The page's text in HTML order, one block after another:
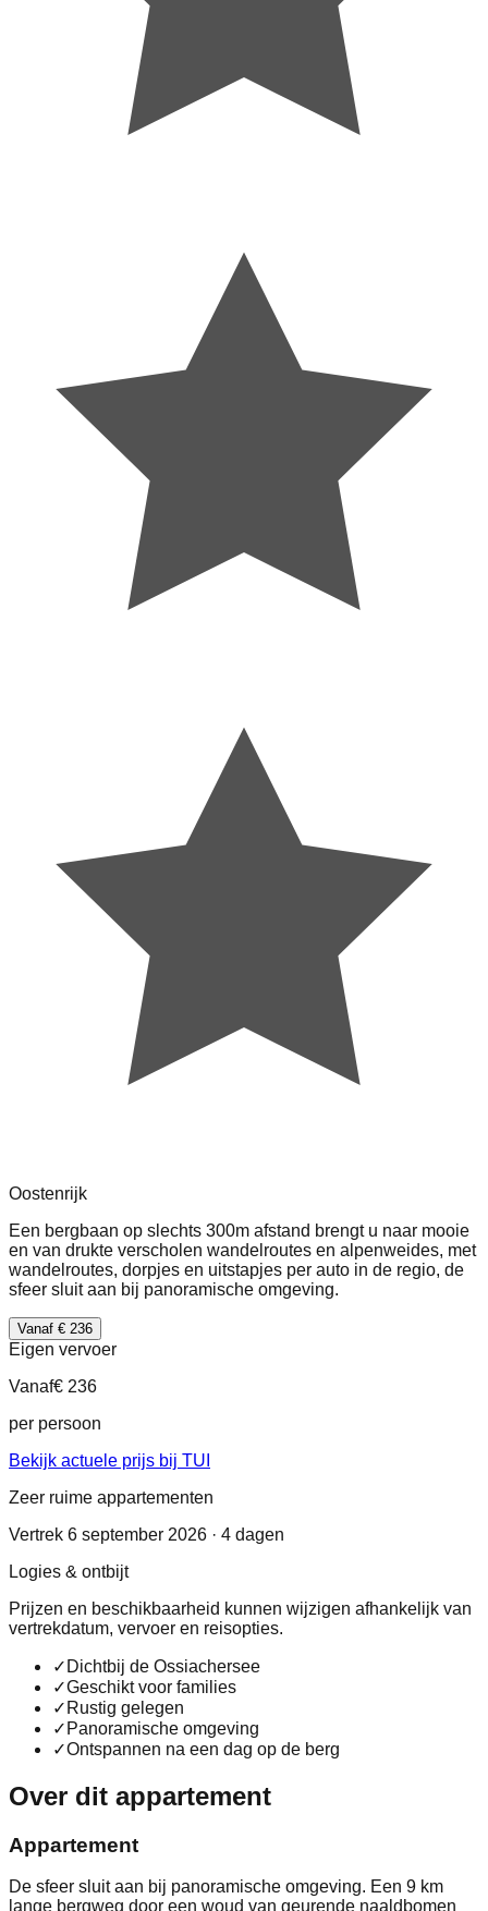
Oostenrijk
Een bergbaan op slechts 300m afstand brengt u naar mooie
en van drukte verscholen wandelroutes en alpenweides, met
wandelroutes, dorpjes en uitstapjes per auto in de regio, de
sfeer sluit aan bij panoramische omgeving.
Vanaf € 236
Eigen vervoer
Vanaf€ 236
per persoon
Bekijk actuele prijs bij TUI
Zeer ruime appartementen
Vertrek 6 september 2026 · 4 dagen
Logies & ontbijt
Prijzen en beschikbaarheid kunnen wijzigen afhankelijk van
vertrekdatum, vervoer en reisopties.
✓ Dichtbij de Ossiachersee
✓Geschikt voor families
✓ Rustig gelegen
✓ Panoramische omgeving
✓Ontspannen na een dag op de berg
Over dit appartement
Appartement
De sfeer sluit aan bij panoramische omgeving. Een 9 km
lange bergweg door een woud van geurende naaldbomen